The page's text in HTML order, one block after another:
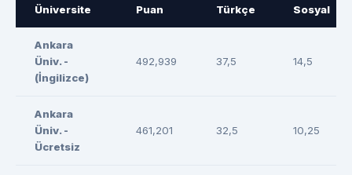
Üniversite
Puan
Türkçe
Sosyal
Ankara
Üniv. -
(İngilizce)
492,939 37,5 14,5
Ankara
Üniv. -
Ücretsiz
461,201 32,5 10,25